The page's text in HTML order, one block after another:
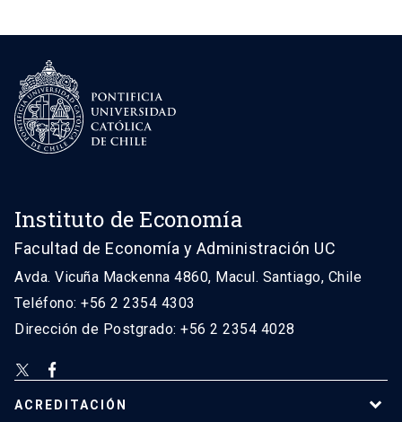
Instituto de Economía
Facultad de Economía y Administración UC
Avda. Vicuña Mackenna 4860, Macul. Santiago, Chile
Teléfono: +56 2 2354 4303
Dirección de Postgrado: +56 2 2354 4028
ACREDITACIÓN